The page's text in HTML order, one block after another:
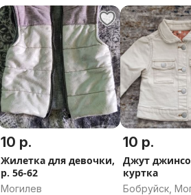
область
10 р.
Жилетка для девочки,
р. 56-62
Могилев
10 р.
Джут
куртка
Бобруйск,